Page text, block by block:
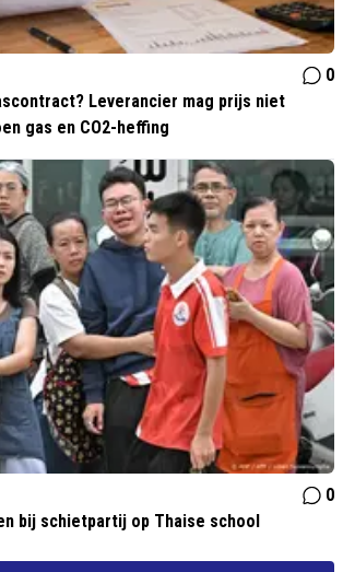
0
Leverancier mag prijs niet
gas en CO2-heffing
0
bij schietpartij op Thaise school